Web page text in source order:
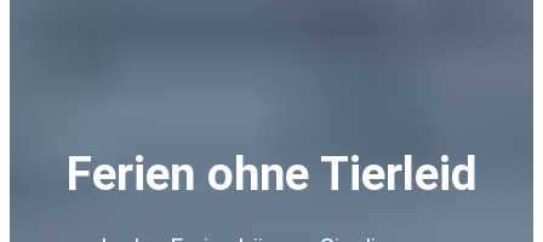
Ferien ohne Tierleid